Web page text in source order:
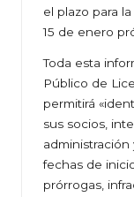
el plazo para
15 de enero
Toda esta
Público de
permitirá
sus socios,
administración
fechas de
prórrogas,